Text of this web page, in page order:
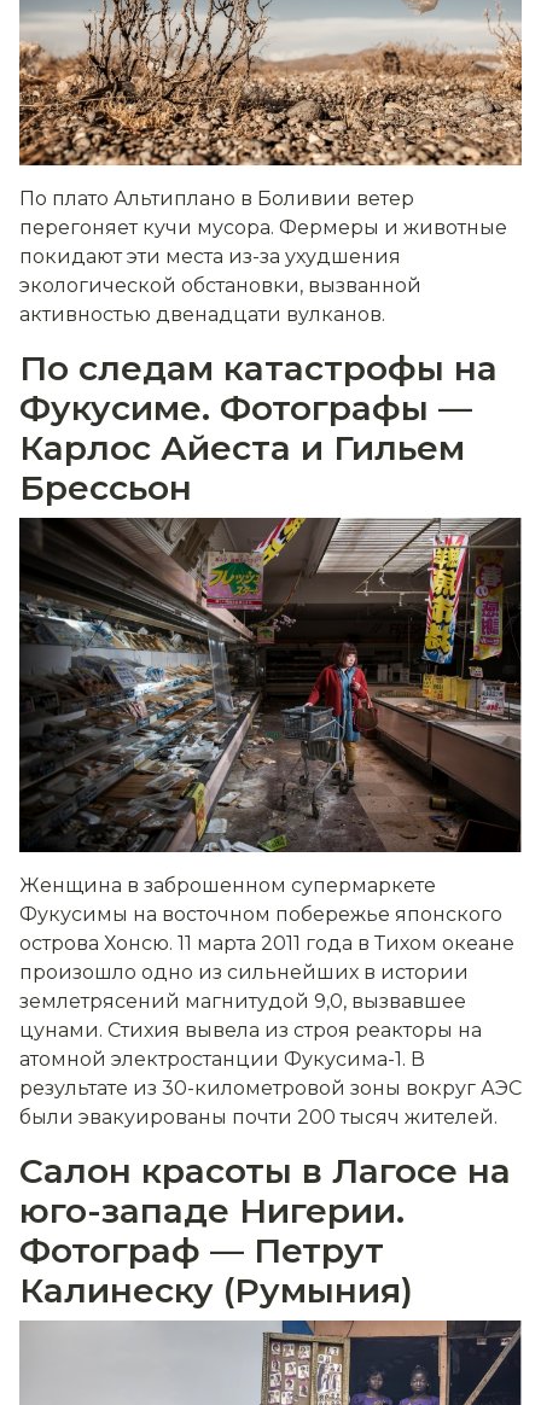
По плато Альтиплано в Боливии ветер
перегоняет кучи мусора. Фермеры и животные
покидают эти места из-за ухудшения
экологической обстановки, вызванной
активностью двенадцати вулканов.
По следам катастрофы на
Фукусиме. Фотографы —
Карлос Айеста и Гильем
Брессьон
Женщина в заброшенном супермаркете
Фукусимы на восточном побережье японского
острова Хонсю. 11 марта 2011 года в Тихом океане
произошло одно из сильнейших в истории
землетрясений магнитудой 9,0, вызвавшее
цунами. Стихия вывела из строя реакторы на
атомной электростанции Фукусима-1. В
результате из 30-километровой зоны вокруг АЭС
были эвакуированы почти 200 тысяч жителей.
Салон красоты в Лагосе на
юго-западе Нигерии.
Фотограф — Петрут
Калинеску (Румыния)